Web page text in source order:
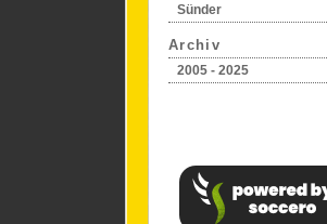
Sünder
Archiv
2005 - 2025